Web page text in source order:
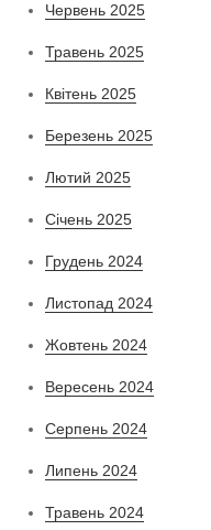
Червень 2025
Травень 2025
Квітень 2025
Березень 2025
Лютий 2025
Січень 2025
Грудень 2024
Листопад 2024
Жовтень 2024
Вересень 2024
Серпень 2024
Липень 2024
Травень 2024